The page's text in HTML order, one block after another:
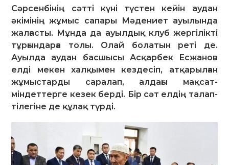
Сәрсенбінің сәтті күні түстен кейін аудан
әкімінің жұмыс сапары Мәдениет ауылында
жалғасты. Мұнда да ауылдық клуб жергілікті
тұрғындарға толы. Олай болатын реті де.
Ауылда аудан басшысы Асқарбек Есжанов
елді мекен халқымен кездесіп, атқарылған
жұмыстарды саралап, алдағы мақсат-
міндеттерге кезек берді. Бір сәт елдің талап-
тілегіне де құлақ түрді.